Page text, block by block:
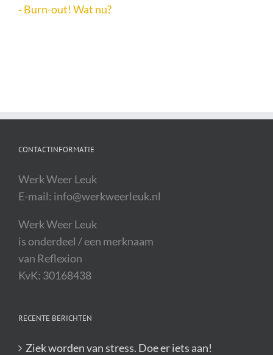
Burn-out! Wat nu?
CONTACTINFORMATIE
Werk Weer Leuk
E-mail: info@werkweerleuk.nl
Werk Weer Leuk
is onderdeel / een merknaam
van Reflexion
KvK: 30168438
RECENTE BERICHTEN
Ziek worden van stress. Doe er iets aan!